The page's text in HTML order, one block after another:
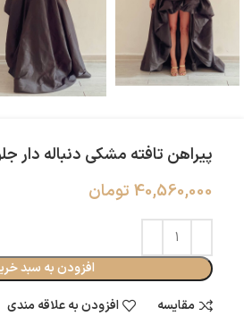
پیراهن تافته مشکی دنباله دار
40,560,000 تومان
افزودن به سبد
مقایسه
افزودن به علاقه مندی